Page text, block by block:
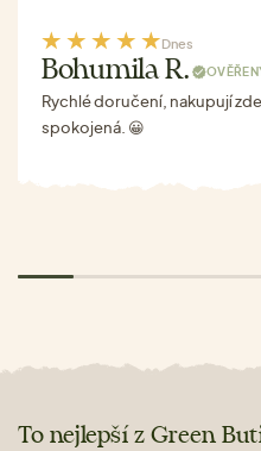
Dnes
Bohumila R.
Rychlé doručení, nakupují
spokojená. 😀
To nejlepší z Green